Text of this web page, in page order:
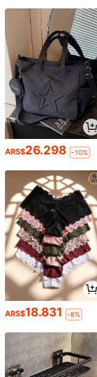
ARS$26.298 -10%
ARS$18.831 -8%